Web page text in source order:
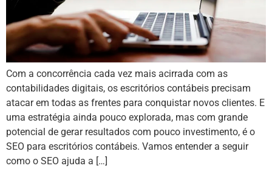
Com a concorrência cada vez mais acirrada com as
contabilidades digitais, os escritórios contábeis precisam
atacar em todas as frentes para conquistar novos clientes. E
uma estratégia ainda pouco explorada, mas com grande
potencial de gerar resultados com pouco investimento, é o
SEO para escritórios contábeis. Vamos entender a seguir
como o SEO ajuda a […]